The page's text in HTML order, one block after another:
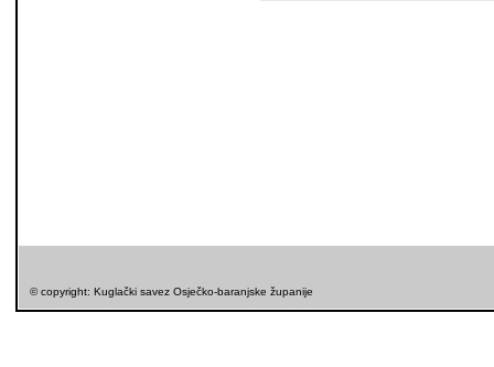
© copyright: Kuglački savez Osječko-baranjske županije